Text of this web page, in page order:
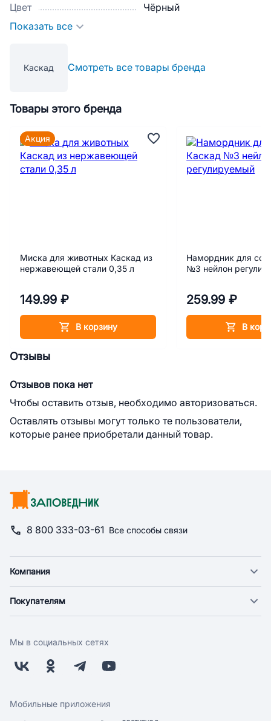
Цвет
Чёрный
Показать все
Каскад Смотреть все товары бренда
Товары этого бренда
Миска для животных Каскад из
нержавеющей стали 0,35 л
149.99 ₽
В корзину
Акция
Намордник для
№3 нейлон
259.99 ₽
В
Отзывы
Отзывов пока нет
Чтобы оставить отзыв, необходимо авторизоваться.
Оставлять отзывы могут только те пользователи,
которые ранее приобретали данный товар.
8 800 333-03-61 Все способы связи
Компания
Новости
Поставщикам
Заводчикам
Обратная связь
Покупателям
Оплата
Бонусная программа
Скидки и акции
Мы в социальных сетях
Мобильные приложения